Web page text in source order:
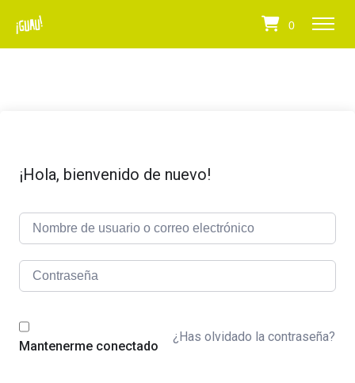
0
¡Hola, bienvenido de nuevo!
Mantenerme conectado
¿Has olvidado la contraseña?